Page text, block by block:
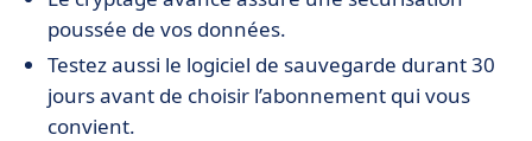
poussée de vos données.
Testez aussi le logiciel de sauvegarde durant 30
jours avant de choisir l’abonnement qui vous
convient.